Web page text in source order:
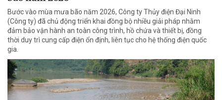
Bước vào mùa mưa bão năm 2026, Công ty Thủy điện Đại Ninh
(Công ty) đã chủ động triển khai đồng bộ nhiều giải pháp nhằm
đảm bảo vận hành an toàn công trình, hồ chứa và thiết bị, đồng
thời duy trì cung cấp điện ổn định, liên tục cho hệ thống điện quốc
gia.